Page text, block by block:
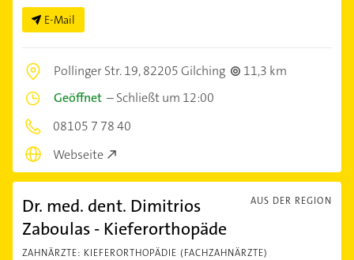
E-Mail
Pollinger Str. 19,82205 Gilching
11,3 km
Geöffnet –Schließt um 12:00
08105 7 78 40
Webseite
AUS DER REGION
Dr. med. dent. Dimitrios
Zaboulas - Kieferorthopäde
ZAHNÄRZTE: KIEFERORTHOPÄDIE (FACHZAHNÄRZTE)